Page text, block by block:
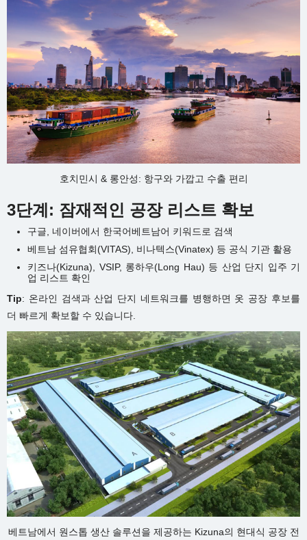
호치민시 & 롱안성: 항구와 가깝고 수출 편리
3단계: 잠재적인 공장 리스트 확보
구글, 네이버에서 한국어베트남어 키워드로 검색
베트남 섬유협회(VITAS), 비나텍스(Vinatex) 등 공식 기관 활용
키즈나(Kizuna), VSIP, 롱하우(Long Hau) 등 산업 단지 입주 기
업 리스트 확인
Tip: 온라인 검색과 산업 단지 네트워크를 병행하면 옷 공장 후보를
더 빠르게 확보할 수 있습니다.
베트남에서 원스톱 생산 솔루션을 제공하는 Kizuna의 현대식 공장 전